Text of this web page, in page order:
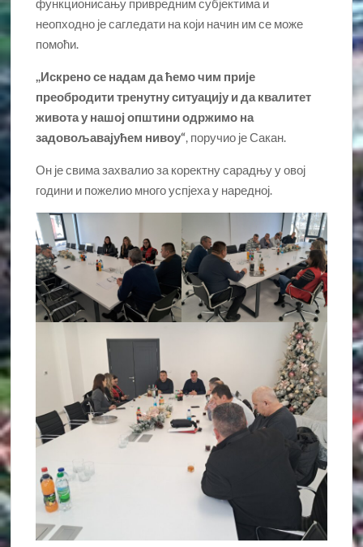
функционисању привредним субјектима и
неопходно је сагледати на који начин им се може
помоћи.
,,Искрено се надам да ћемо чим прије
преобродити тренутну ситуацију и да квалитет
живота у нашој општини одржимо на
задовољавајућем нивоу“, поручио је Сакан.
Он је свима захвалио за коректну сарадњу у овој
години и пожелио много успјеха у наредној.